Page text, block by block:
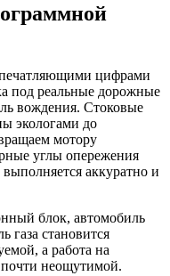
цифрами
под реальные дорожные
вождения. Стоковые
экологами до
мотору
углы опережения
аккуратно и
блок, автомобиль
газа становится
а работа на
неощутимой.